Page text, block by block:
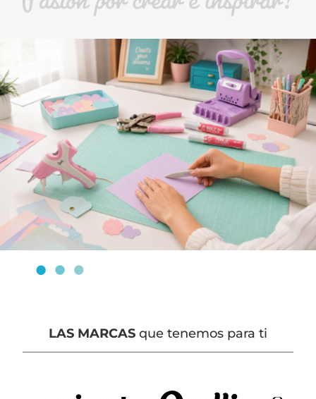
LAS MARCAS que tenemos para ti